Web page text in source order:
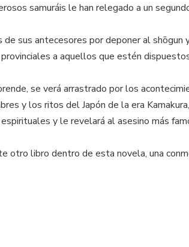
samuráis le han relegado a un
sus antecesores por deponer al
a aquellos que estén
se verá arrastrado por los
y los ritos del Japón de la era
y le revelará al asesino más
otro libro dentro de esta novela, una